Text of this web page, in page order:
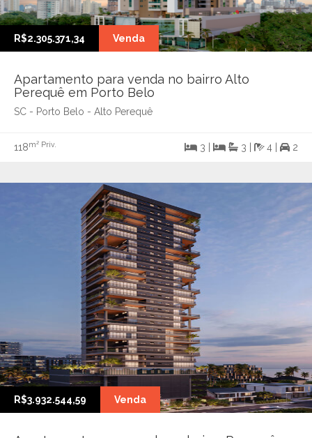
R$2.305.371,34 Venda
Apartamento para venda no bairro Alto
Perequê em Porto Belo
SC - Porto Belo - Alto Perequê
118m² Priv. 3 | 3 | 4 | 2
R$3.932.544,59 Venda